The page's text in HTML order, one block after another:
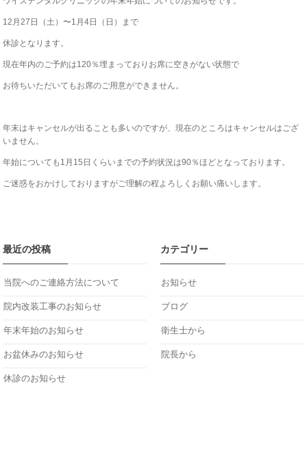
12月27日（土）〜1月4日（日）まで
休診となります。
現在年内のご予約は120％埋まっておりお席に空きがない状態で
お待ちいただいてもお席のご用意ができません。
年末はキャンセルが出ることも多いのですが、現在のところはキャンセルはござ
いません。
年始についても1月15日くらいまでの予約状況は90％ほどとなっております。
ご迷惑をおかけしておりますがご理解の程よろしくお願い痛いします。
最近の投稿
当院へのご連絡方法について
院内改装工事のお知らせ
年末年始のお知らせ
お盆休みのお知らせ
休診のお知らせ
カテゴリー
お知らせ
ブログ
衛生士から
院長から